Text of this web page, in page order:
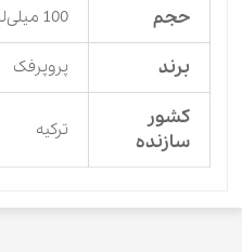
حجم 100 میلی‌لیتر
برند پروپرفک
کشور
سازنده
ترکیه